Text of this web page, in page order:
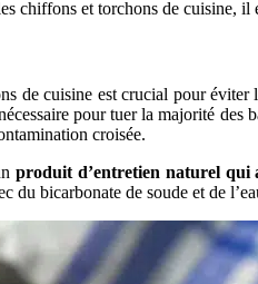
chiffons et torchons de cuisine,
de cuisine est crucial pour
pour tuer la majorité
croisée.
produit d’entretien naturel qui
du bicarbonate de soude et de